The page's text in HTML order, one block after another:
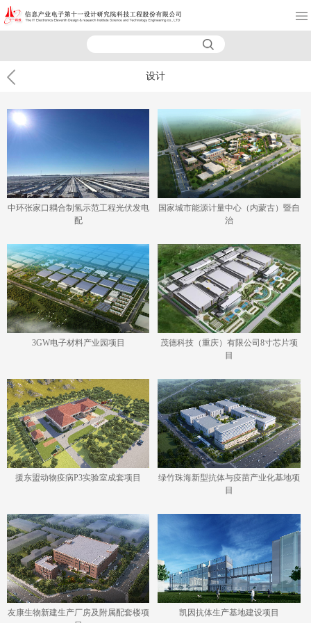
设计
中环张家口耦合制氢示范工程光伏发电
配
国家城市能源计量中心（内蒙古）暨自
治
3GW电子材料产业园项目
茂德科技（重庆）有限公司8寸芯片项
目
援东盟动物疫病P3实验室成套项目
绿竹珠海新型抗体与疫苗产业化基地项
目
友康生物新建生产厂房及附属配套楼项
凯因抗体生产基地建设项目